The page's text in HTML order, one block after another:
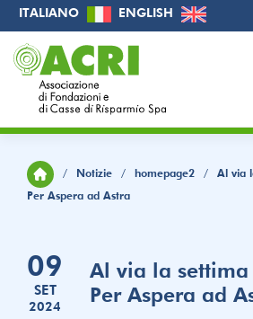
ITALIANO ENGLISH
/ Notizie / homepage2 /
Al via
Per Aspera ad Astra
09
SET
2024
Al via la
Per Aspera ad